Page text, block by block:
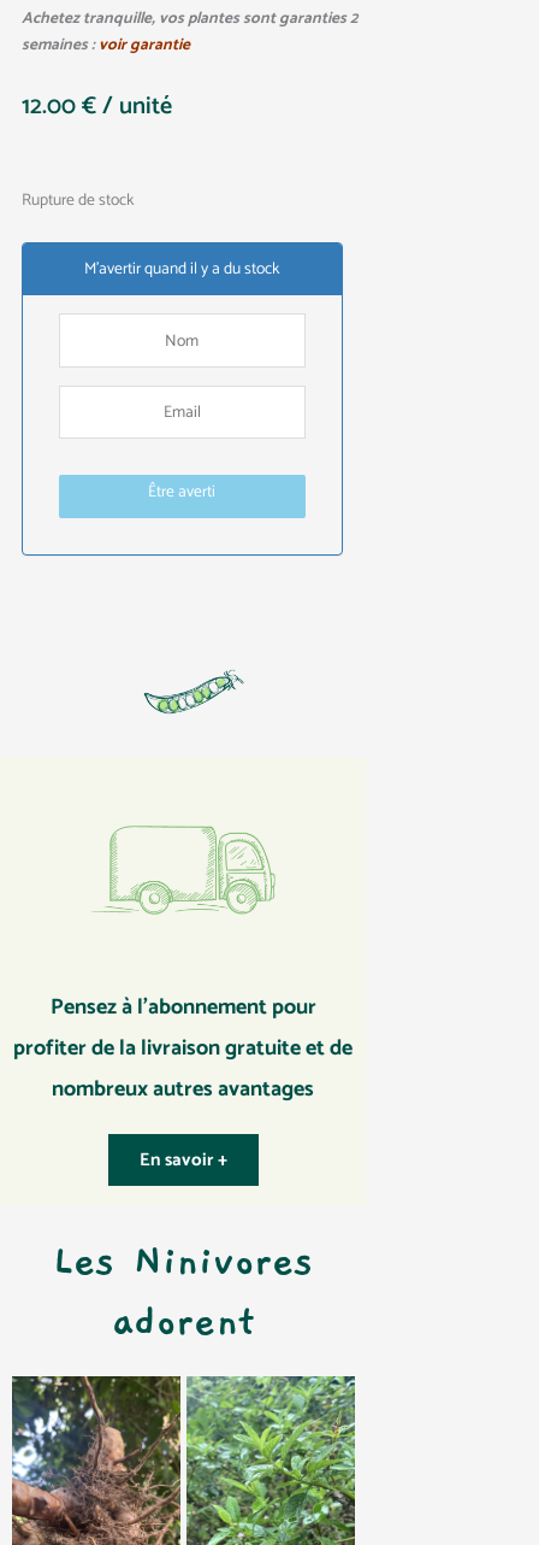
Achetez tranquille, vos plantes sont garanties 2
semaines :voir garantie
12.00€/ unité
Rupture de stock
M'avertir quand il y a du stock
Être averti
Pensez à l’abonnement pour
profiter de la livraison gratuite et de
nombreux autres avantages
En savoir +
Les Ninivores
adorent